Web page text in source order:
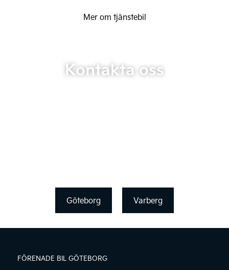
Mer om tjänstebil
Kontakta oss
Göteborg Varberg
FÖRENADE BIL GÖTEBORG